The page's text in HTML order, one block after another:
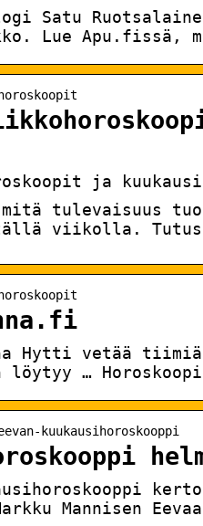
Satu
Lue Apu.fissä,
ja
tulevaisuus
viikolla.
Hytti vetää
…
kuukausihoroskooppi
Mannisen